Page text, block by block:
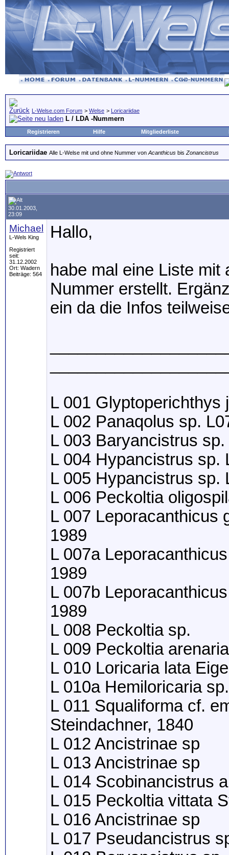
L-Welse.com Forum > Welse > Loricariidae
L / LDA -Nummern
Registrieren Hilfe Mitgliederliste
Loricariidae Alle L-Welse mit und ohne Nummer von Acanthicus bis Zonancistrus
30.01.2003,
23:09
Michael
L-Wels King
Registriert
seit:
31.12.2002
Ort: Wadern
Beiträge: 564
Hallo,
habe mal eine Liste mit
Nummer erstellt.
ein da die Infos
L 001 Glyptoperichthys
L 002 Panaqolus sp.
L 003 Baryancistrus sp.
L 004 Hypancistrus sp.
L 005 Hypancistrus sp.
L 006 Peckoltia
L 007 Leporacanthicus
1989
L 007a
1989
L 007b
1989
L 008 Peckoltia sp.
L 009 Peckoltia
L 010 Loricaria lata
L 010a Hemiloricaria sp.
L 011 Squaliforma cf.
Steindachner, 1840
L 012 Ancistrinae sp
L 013 Ancistrinae sp
L 014 Scobinancistrus
L 015 Peckoltia vittata
L 016 Ancistrinae sp
L 017 Pseudancistrus